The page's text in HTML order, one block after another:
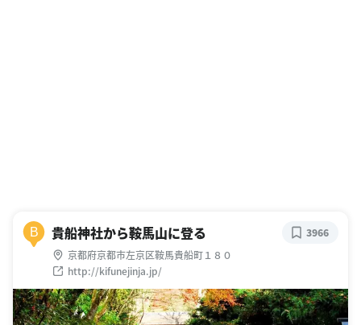
B 貴船神社から鞍馬山に登る
京都府京都市左京区鞍馬貴船町１８０
http://kifunejinja.jp/
3966